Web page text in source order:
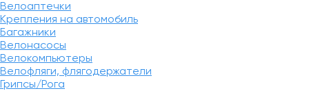
Велоаптечки
Крепления на автомобиль
Багажники
Велонасосы
Велокомпьютеры
Велофляги, флягодержатели
Грипсы/Рога